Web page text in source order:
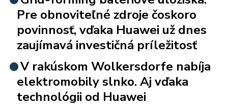
Pre obnoviteľné zdroje čoskoro
povinnosť, vďaka Huawei už dnes
zaujímavá investičná príležitosť
V rakúskom Wolkersdorfe nabíja
elektromobily slnko. Aj vďaka
technológii od Huawei